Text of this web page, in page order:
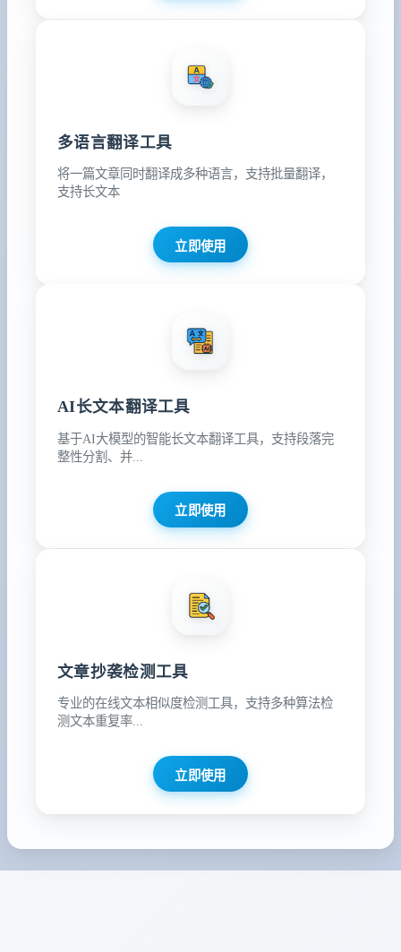
多语言翻译工具
将一篇文章同时翻译成多种语言，支持批量翻译，
支持长文本
立即使用
AI长文本翻译工具
基于AI大模型的智能长文本翻译工具，支持段落完
整性分割、并...
立即使用
文章抄袭检测工具
专业的在线文本相似度检测工具，支持多种算法检
测文本重复率...
立即使用